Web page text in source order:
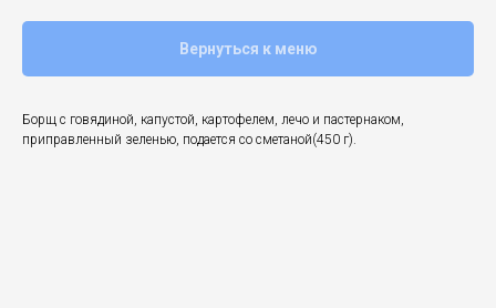
Вернуться к меню
Борщ с говядиной, капустой, картофелем, лечо и пастернаком,
приправленный зеленью, подается со сметаной(450 г).